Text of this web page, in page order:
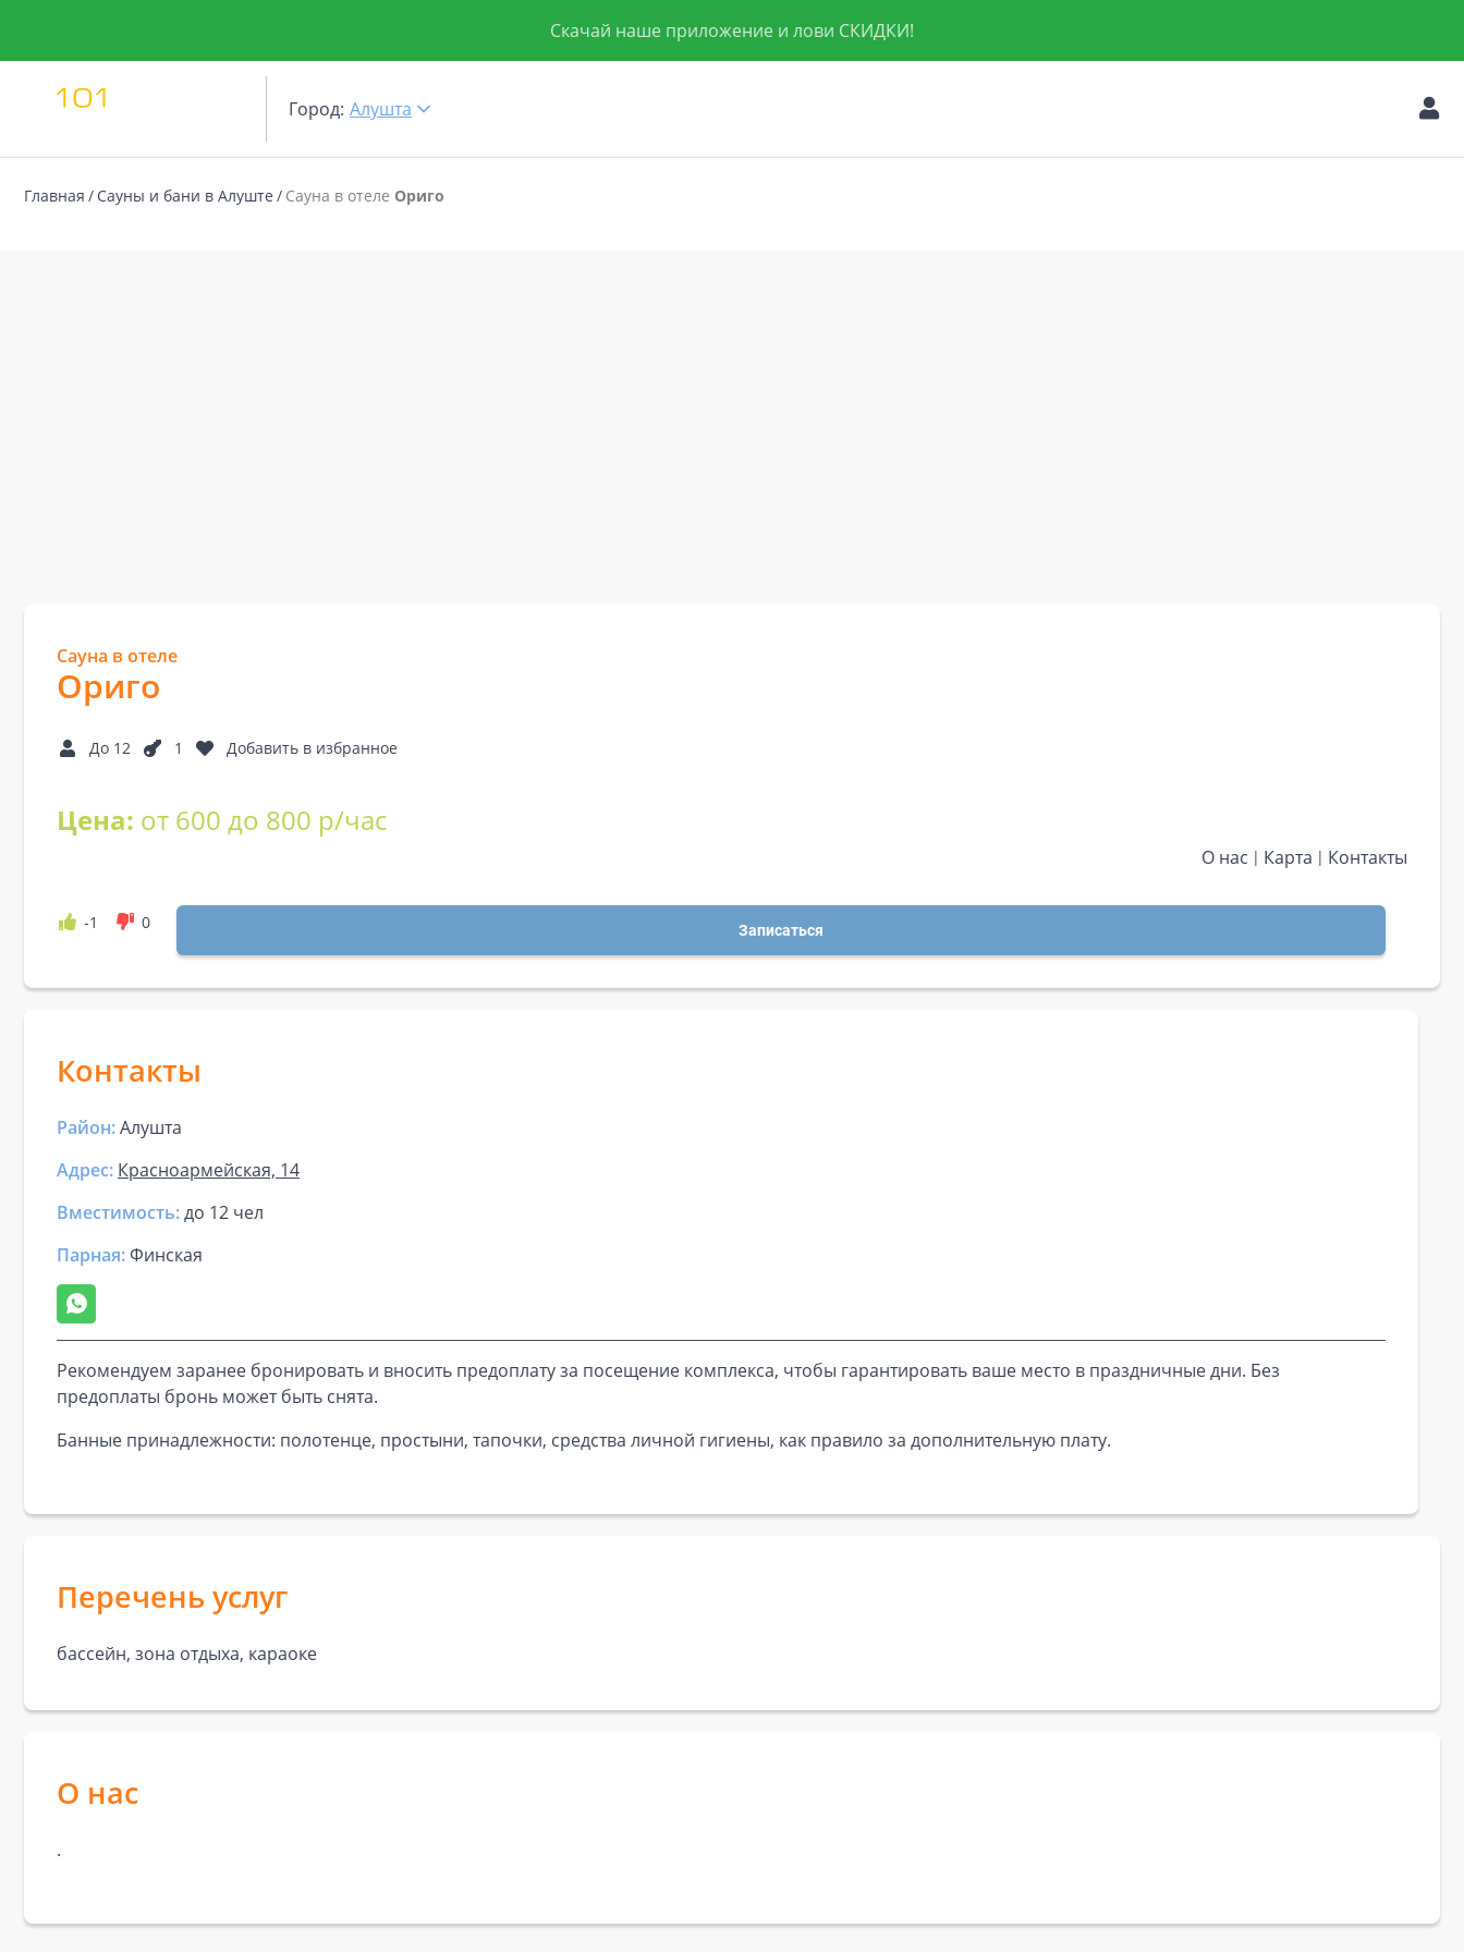
Скачай наше приложение и лови СКИДКИ!
Город: Алушта
Главная Сауны и бани в Алуште Сауна в отеле Ориго
Сауна в отеле
Ориго
До 12 1 Добавить в избранное
Цена: от 600 до 800 р/час
О нас Карта Контакты
-1 0 Записаться
Контакты
Район:Алушта
Адрес: Красноармейская, 14
Вместимость:до 12 чел
Парная:Финская
Рекомендуем заранее бронировать и вносить предоплату за посещение комплекса, чтобы гарантировать ваше место в праздничные дни. Без
предоплаты бронь может быть снята.
Банные принадлежности: полотенце, простыни, тапочки, средства личной гигиены, как правило за дополнительную плату.
Перечень услуг
бассейн, зона отдыха, караоке
О нас
.